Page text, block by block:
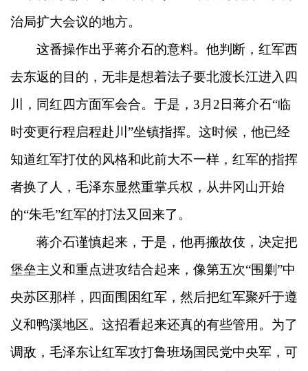
治局扩大会议的地方。
这番操作出乎蒋介石的意料。他判断，红军西
去东返的目的，无非是想着法子要北渡长江进入四
川，同红四方面军会合。于是，3月2日蒋介石“临
时变更行程启程赴川”坐镇指挥。这时候，他已经
知道红军打仗的风格和此前大不一样，红军的指挥
者换了人，毛泽东显然重掌兵权，从井冈山开始
的“朱毛”红军的打法又回来了。
蒋介石谨慎起来，于是，他再搬故伎，决定把
堡垒主义和重点进攻结合起来，像第五次“围剿”中
央苏区那样，四面围困红军，然后把红军聚歼于遵
义和鸭溪地区。这招看起来还真的有些管用。为了
调敌，毛泽东让红军攻打鲁班场国民党中央军，可